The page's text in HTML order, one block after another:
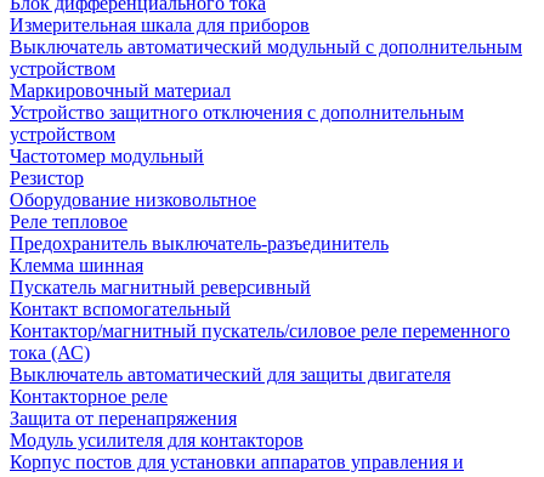
Измерительная шкала для приборов
Выключатель автоматический модульный с дополнительным
устройством
Маркировочный материал
Устройство защитного отключения с дополнительным
устройством
Частотомер модульный
Резистор
Оборудование низковольтное
Реле тепловое
Предохранитель выключатель-разъединитель
Клемма шинная
Пускатель магнитный реверсивный
Контакт вспомогательный
Контактор/магнитный пускатель/силовое реле переменного
тока (АС)
Выключатель автоматический для защиты двигателя
Контакторное реле
Защита от перенапряжения
Модуль усилителя для контакторов
Корпус постов для установки аппаратов управления и